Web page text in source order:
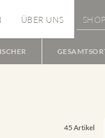
ÜBER UNS SHOP
45 Artikel